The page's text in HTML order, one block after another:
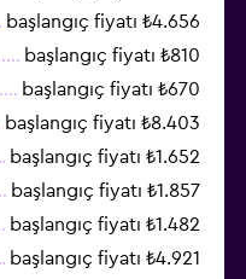
başlangıç fiyatı ₺4.656
başlangıç fiyatı ₺810
başlangıç fiyatı ₺670
başlangıç fiyatı ₺8.403
başlangıç fiyatı ₺1.652
başlangıç fiyatı ₺1.857
başlangıç fiyatı ₺1.482
başlangıç fiyatı ₺4.921